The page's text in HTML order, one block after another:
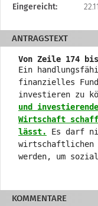
die
und
verschiedene
Rahmendaten
zum
Änderungsantrag
Eingereicht:
ANTRAGSTEXT
Von Zeile 174
Ein
finanzielles
investieren zu
und
Wirtschaft
lässt.
Es darf
wirtschaftlichen
werden, um
KOMMENTARE